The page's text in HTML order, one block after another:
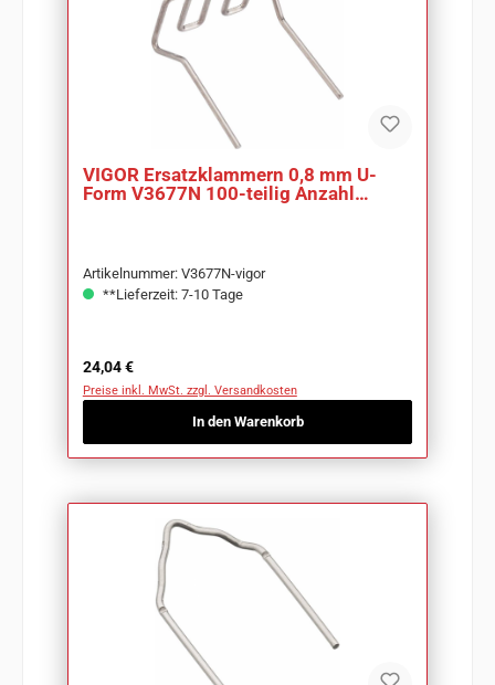
VIGOR Ersatzklammern 0,8 mm U-
Form V3677N 100-teilig Anzahl
Artikelnummer: V3677N-vigor
**Lieferzeit: 7-10 Tage
Regulärer Preis:
24,04 €
Preise inkl. MwSt. zzgl. Versandkosten
In den Warenkorb